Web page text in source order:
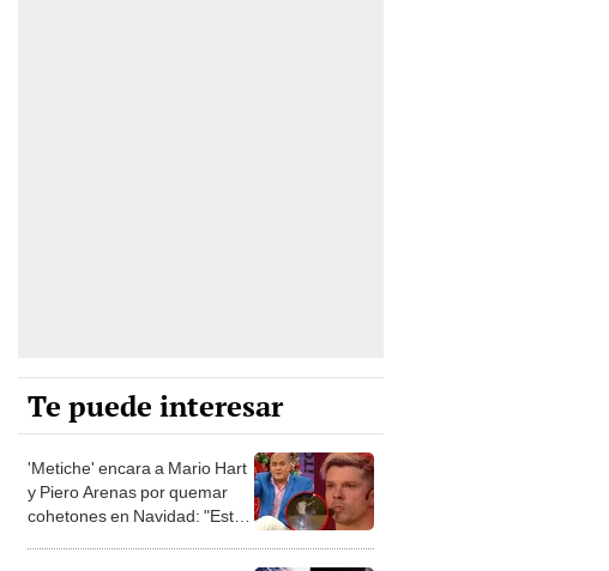
Te puede interesar
'Metiche' encara a Mario Hart
y Piero Arenas por quemar
cohetones en Navidad: "Está